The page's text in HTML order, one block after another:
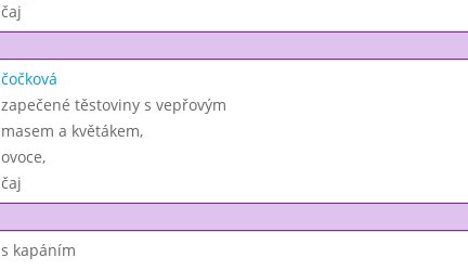
čaj
čočková
zapečené těstoviny s vepřovým
masem a květákem,
ovoce,
čaj
s kapáním